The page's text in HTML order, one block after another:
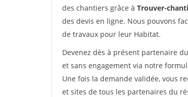
des chantiers grâce à Trouver-
des devis en ligne. Nous pouvons
de travaux pour leur Habitat.
Devenez dès à présent partenaire
et sans engagement via notre
Une fois la demande validée, vous
et sites de tous les partenaires du